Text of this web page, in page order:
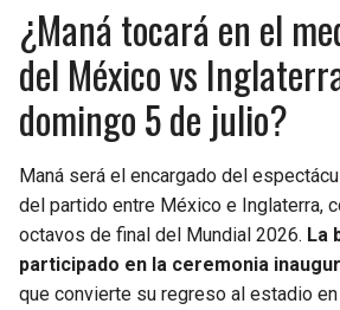
¿Maná tocará en el
del México vs
domingo 5 de julio?
Maná será el encargado del
del partido entre México e Inglaterra,
octavos de final del Mundial 2026. La
participado en la ceremonia
que convierte su regreso al estadio